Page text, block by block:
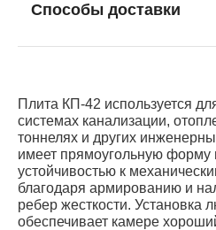
Способы доставки
Плита КП-42 используется
системах канализации,
тоннелях и других
имеет прямоугольную форму
устойчивостью к
благодаря армированию и
ребер жесткости. Установка
обеспечивает камере